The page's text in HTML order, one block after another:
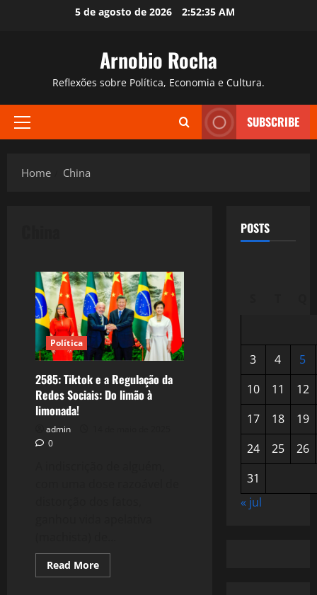
5 de agosto de 2026 2:52:36 AM
Arnobio Rocha
Reflexões sobre Política, Economia e Cultura.
Primary
SUBSCRIBE
Home China
Política
2585: Tiktok e a Regulação da
Redes Sociais: Do limão à
limonada!
admin
0
Read MoreRead
more
POSTS
3 4
5
10
11
12
17
18
19
24
25
26
31
« jul